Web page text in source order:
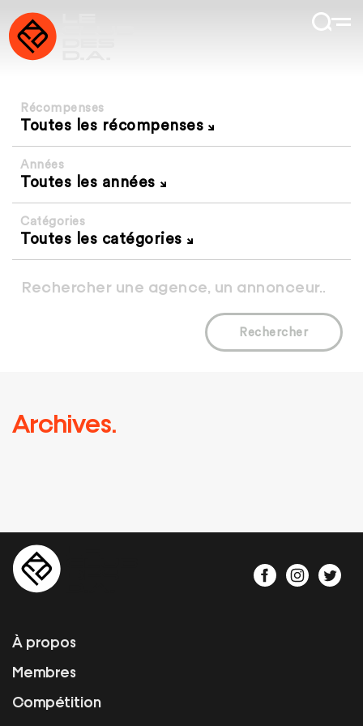
Récompenses
Toutes les récompenses
Années
Toutes les années
Catégories
Toutes les catégories
Rechercher
Archives.
À propos
Membres
Compétition